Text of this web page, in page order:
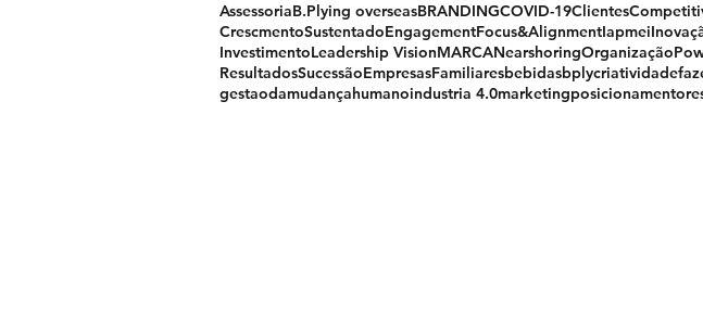
AssessoriaB.Plying overseasBRANDINGCOVID-19Clientes
CrescmentoSustentadoEngagementFocus&AlignmentIapmei
InvestimentoLeadership VisionMARCANearshoringOrganização
ResultadosSucessãoEmpresasFamiliaresbebidasbplycriatividade
gestaodamudançahumanoindustria 4.0marketingposicionamento